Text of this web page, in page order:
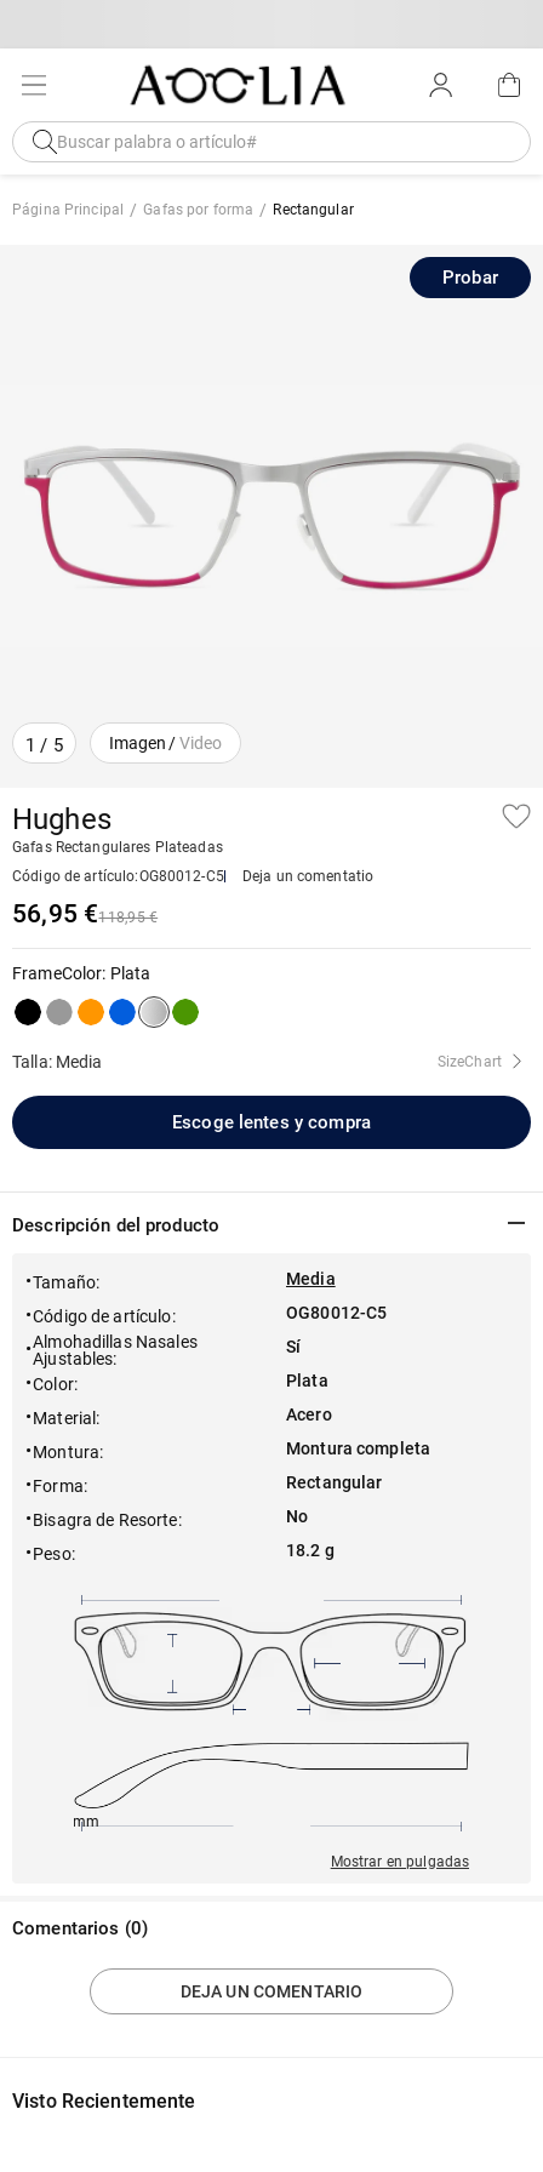
Página Principal Gafas por forma Rectangular
1 / 5 Imagen /Video
Probar
Hughes
Gafas Rectangulares Plateadas
Código de artículo:OG80012-C5 Deja un comentatio
56,95 €118,95 €
FrameColor: Plata
Talla: Media SizeChart
Escoge lentes y compra
Descripción del producto
Tamaño:
Media
Código de artículo:
OG80012-C5
Almohadillas Nasales
Ajustables:
Sí
Color:
Plata
Material :
Acero
Montura:
Montura completa
Forma:
Rectangular
Bisagra de Resorte:
No
Peso: 18.2 g
145mm
Mostrar en pulgadas
Comentarios (0)
DEJA UN COMENTARIO
Visto Recientemente